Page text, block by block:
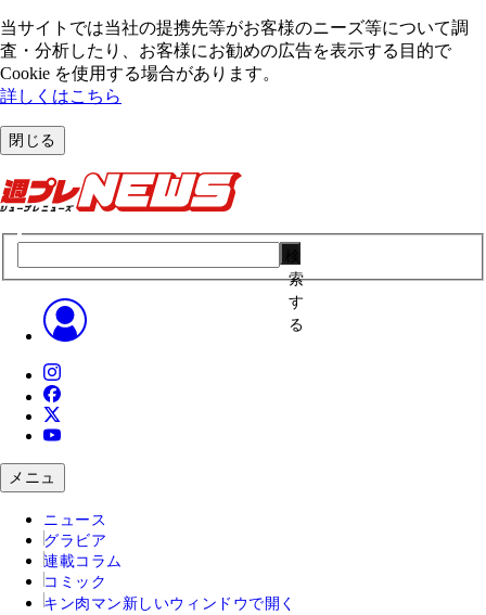
当サイトでは当社の提携先等がお客様のニーズ等について調
査・分析したり、お客様にお勧めの広告を表⽰する⽬的で
Cookie を使⽤する場合があります。
詳しくはこちら
閉じる
索
す
る
メニュ
ニュース
グラビア
連載コラム
コミック
キン肉マン 新しいウィンドウで開く